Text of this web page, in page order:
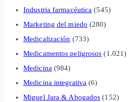
Industria farmacéutica (545)
Marketing del miedo (280)
Medicalización (733)
Medicamentos peligrosos (1.021)
Medicina (984)
Medicina integrativa (6)
Miguel Jara & Abogados (152)